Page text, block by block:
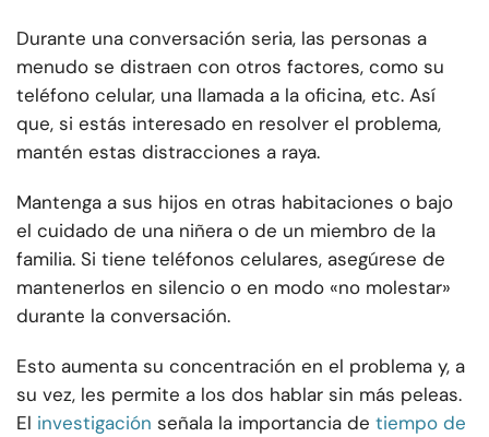
Durante una conversación seria, las personas a
menudo se distraen con otros factores, como su
teléfono celular, una llamada a la oficina, etc. Así
que, si estás interesado en resolver el problema,
mantén estas distracciones a raya.
Mantenga a sus hijos en otras habitaciones o bajo
el cuidado de una niñera o de un miembro de la
familia. Si tiene teléfonos celulares, asegúrese de
mantenerlos en silencio o en modo «no molestar»
durante la conversación.
Esto aumenta su concentración en el problema y, a
su vez, les permite a los dos hablar sin más peleas.
El investigación señala la importancia de tiempo de